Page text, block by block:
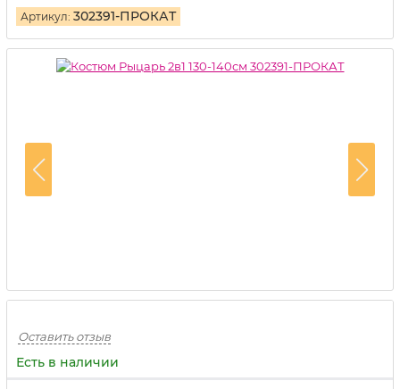
Артикул: 302391-ПРОКАТ
Оставить отзыв
Есть в наличии